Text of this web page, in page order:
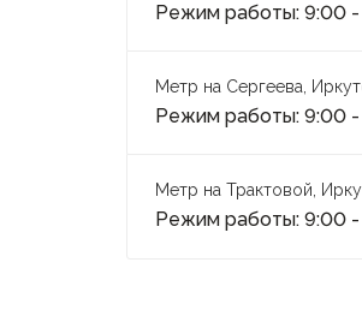
Режим работы: 9:00
Метр на Сергеева,
Режим работы: 9:00
Метр на Трактовой,
Режим работы: 9:00